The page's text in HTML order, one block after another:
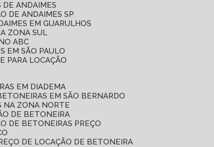
DE ANDAIMES
DE ANDAIMES SP
EM GUARULHOS
ZONA SUL
ABC
EM SÃO PAULO
PARA LOCAÇÃO
EM DIADEMA
EM SÃO BERNARDO
NA ZONA NORTE
DE BETONEIRA
DE BETONEIRAS PREÇO
DE LOCAÇÃO DE BETONEIRA